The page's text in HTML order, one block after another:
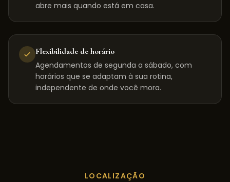
abre mais quando está em casa.
Flexibilidade de horário
Agendamentos de segunda a sábado, com
horários que se adaptam à sua rotina,
independente de onde você mora.
LOCALIZAÇÃO